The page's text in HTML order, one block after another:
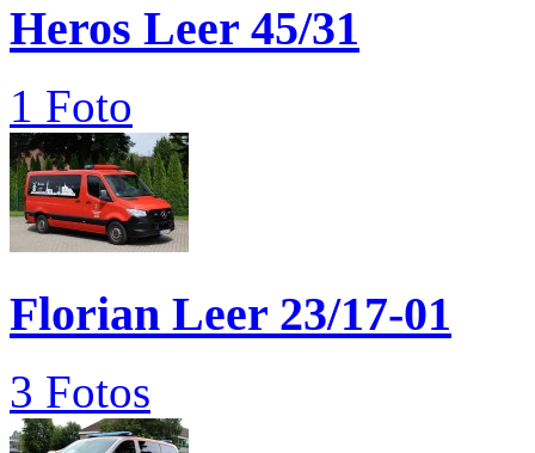
Heros Leer 45/31
1 Foto
Florian Leer 23/17-01
3 Fotos